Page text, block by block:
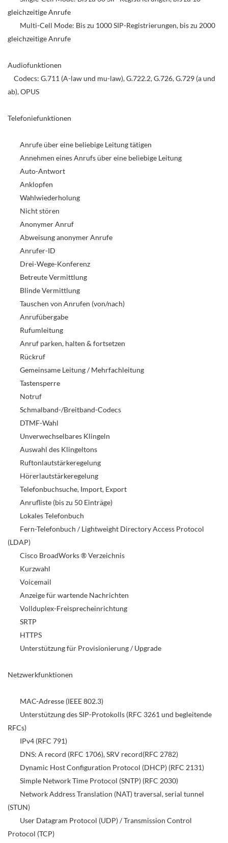
gleichzeitige Anrufe
Multi-Cell Mode: Bis zu 1000 SIP-Registrierungen, bis zu 2000
gleichzeitige Anrufe
Audiofunktionen
Codecs: G.711 (A-law und mu-law), G.722.2, G.726, G.729 (a und
ab), OPUS
Telefoniefunktionen
Anrufe über eine beliebige Leitung tätigen
Annehmen eines Anrufs über eine beliebige Leitung
Auto-Antwort
Anklopfen
Wahlwiederholung
Nicht stören
Anonymer Anruf
Abweisung anonymer Anrufe
Anrufer-ID
Drei-Wege-Konferenz
Betreute Vermittlung
Blinde Vermittlung
Tauschen von Anrufen (von/nach)
Anrufübergabe
Rufumleitung
Anruf parken, halten & fortsetzen
Rückruf
Gemeinsame Leitung / Mehrfachleitung
Tastensperre
Notruf
Schmalband-/Breitband-Codecs
DTMF-Wahl
Unverwechselbares Klingeln
Auswahl des Klingeltons
Ruftonlautstärkeregelung
Hörerlautstärkeregelung
Telefonbuchsuche, Import, Export
Anrufliste (bis zu 50 Einträge)
Lokales Telefonbuch
Fern-Telefonbuch / Lightweight Directory Access Protocol
(LDAP)
Cisco BroadWorks ® Verzeichnis
Kurzwahl
Voicemail
Anzeige für wartende Nachrichten
Vollduplex-Freisprecheinrichtung
SRTP
HTTPS
Unterstützung für Provisionierung / Upgrade
Netzwerkfunktionen
MAC-Adresse (IEEE 802.3)
Unterstützung des SIP-Protokolls (RFC 3261 und begleitende
RFCs)
IPv4 (RFC 791)
DNS: A record (RFC 1706), SRV record(RFC 2782)
Dynamic Host Configuration Protocol (DHCP) (RFC 2131)
Simple Network Time Protocol (SNTP) (RFC 2030)
Network Address Translation (NAT) traversal, serial tunnel
(STUN)
User Datagram Protocol (UDP) / Transmission Control
Protocol (TCP)